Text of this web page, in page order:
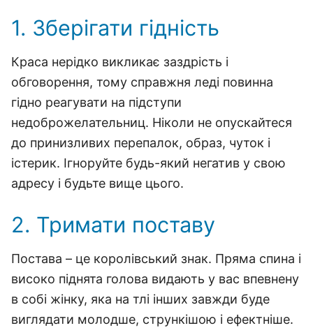
1. Зберігати гідність
Краса нерідко викликає заздрість і
обговорення, тому справжня леді повинна
гідно реагувати на підступи
недоброжелательниц. Ніколи не опускайтеся
до принизливих перепалок, образ, чуток і
істерик. Ігноруйте будь-який негатив у свою
адресу і будьте вище цього.
2. Тримати поставу
Постава – це королівський знак. Пряма спина і
високо піднята голова видають у вас впевнену
в собі жінку, яка на тлі інших завжди буде
виглядати молодше, стрункішою і ефектніше.